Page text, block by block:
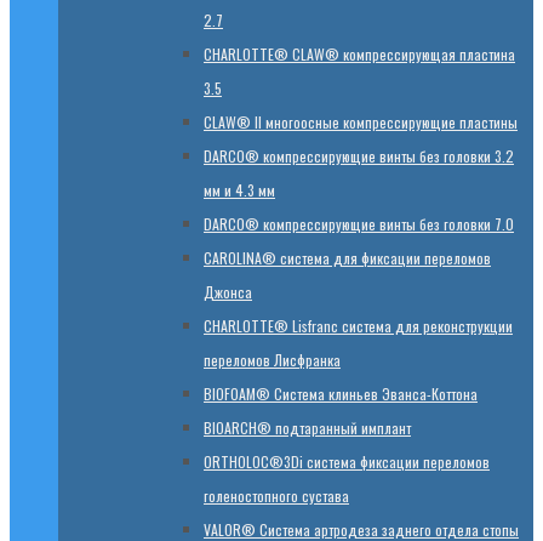
2.7
CHARLOTTE® CLAW® компрессирующая пластина
3.5
CLAW® II многоосные компрессирующие пластины
DARCO® компрессирующие винты без головки 3.2
мм и 4.3 мм
DARCO® компрессирующие винты без головки 7.0
CAROLINA® система для фиксации переломов
Джонса
CHARLOTTE® Lisfranc система для реконструкции
переломов Лисфранка
BIOFOAM® Система клиньев Эванса-Коттона
BIOARCH® подтаранный имплант
ORTHOLOC®3Di система фиксации переломов
голеностопного сустава
VALOR® Система артродеза заднего отдела стопы